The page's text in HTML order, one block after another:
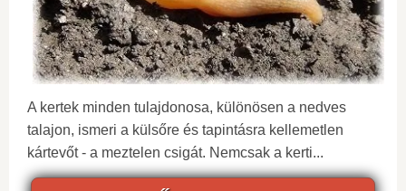
A kertek minden tulajdonosa, különösen a nedves
talajon, ismeri a külsőre és tapintásra kellemetlen
kártevőt - a meztelen csigát. Nemcsak a kerti...